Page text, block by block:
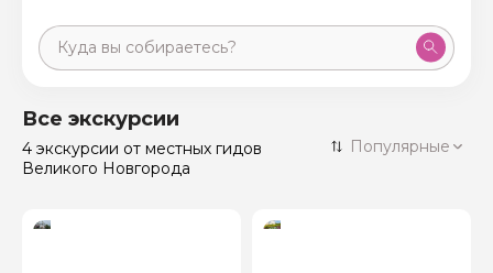
Санкт-Петербург
Россия
50 экскурсий
Все экскурсии
4 экскурсии от местных гидов
Великого Новгорода
Популярные